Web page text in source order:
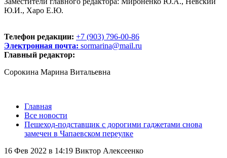
Ю.И., Харо Е.Ю.
Телефон редакции: +7 (903) 796-00-86
Электронная почта: sormarina@mail.ru
Главный редактор:
Сорокина Марина Витальевна
Главная
Все новости
Пешеход-подставщик с дорогими гаджетами снова
замечен в Чапаевском переулке
16 Фев 2022 в 14:19 Виктор Алексеенко